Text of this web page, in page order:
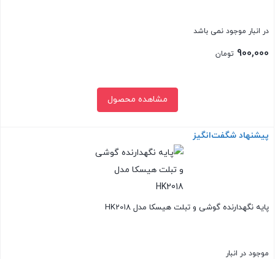
در انبار موجود نمی باشد
900,000 تومان
مشاهده محصول
بستن
پیشنهاد شگفت‌انگیز
پایه نگهدارنده گوشی و تبلت هیسکا مدل HK2018
موجود در انبار